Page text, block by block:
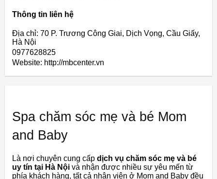
Thông tin liên hệ
Địa chỉ: 70 P. Trương Công Giai, Dịch Vọng, Cầu Giấy,
Hà Nội
0977628825
Website: http://mbcenter.vn
Spa chăm sóc mẹ và bé Mom
and Baby
Là nơi chuyên cung cấp dịch vụ chăm sóc mẹ và bé
uy tín tại Hà Nội và nhận được nhiều sự yêu mến từ ​​
phía khách hàng, tất cả nhân viên ở Mom and Baby đều